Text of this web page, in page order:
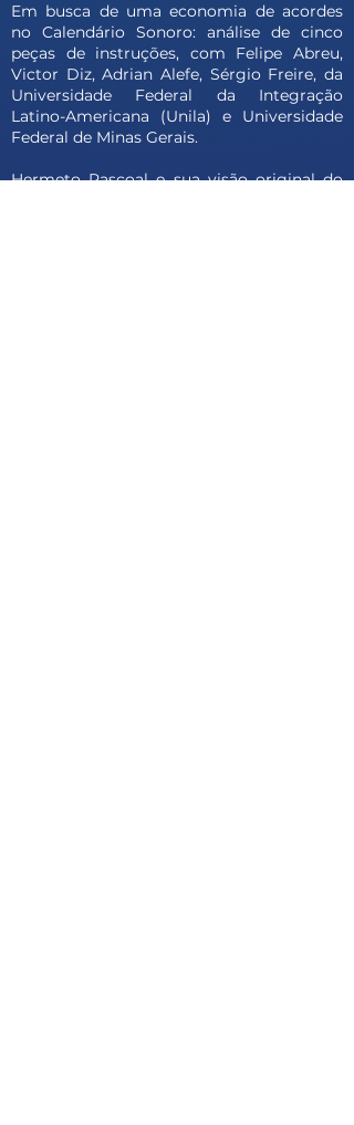
Em busca de uma economia de acordes
no Calendário Sonoro: análise de cinco
peças de instruções, com Felipe Abreu,
Victor Diz, Adrian Alefe, Sérgio Freire, da
Universidade Federal da Integração
Latino-Americana (Unila) e Universidade
Federal de Minas Gerais.
Hermeto Pascoal e sua visão original do